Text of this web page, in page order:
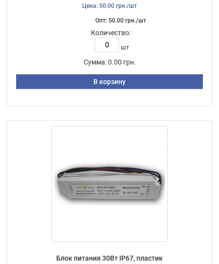
Цена: 50.00 грн./шт
Опт: 50.00 грн./шт
Количество:
шт
Сумма: 0.00 грн.
В корзину
Блок питания 30Вт IP67, пластик